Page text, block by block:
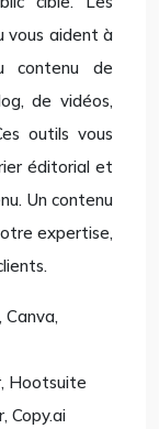
vous aident à
contenu de
de vidéos,
outils vous
éditorial et
Un contenu
expertise,
Canva,
Hootsuite
Copy.ai